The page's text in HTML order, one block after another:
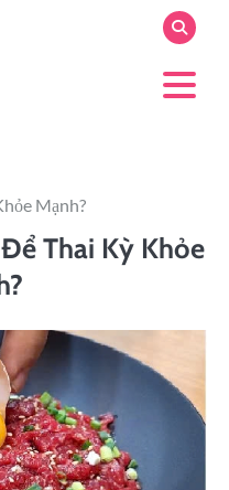
Mạnh?
Thai Kỳ Khỏe